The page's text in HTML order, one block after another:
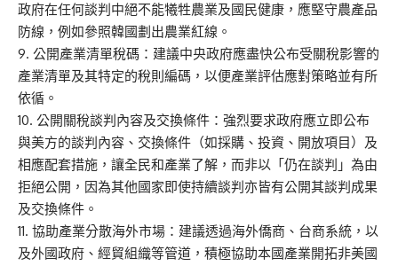
政府在任何談判中絕不能犧牲農業及國民健康，應堅守農產品
防線，例如參照韓國劃出農業紅線。
9. 公開產業清單稅碼：建議中央政府應盡快公布受關稅影響的
產業清單及其特定的稅則編碼，以便產業評估應對策略並有所
依循。
10. 公開關稅談判內容及交換條件：強烈要求政府應立即公布
與美方的談判內容、交換條件（如採購、投資、開放項目）及
相應配套措施，讓全民和產業了解，而非以「仍在談判」為由
拒絕公開，因為其他國家即使持續談判亦皆有公開其談判成果
及交換條件。
11. 協助產業分散海外市場：建議透過海外僑商、台商系統，以
及外國政府、經貿組織等管道，積極協助本國產業開拓非美國